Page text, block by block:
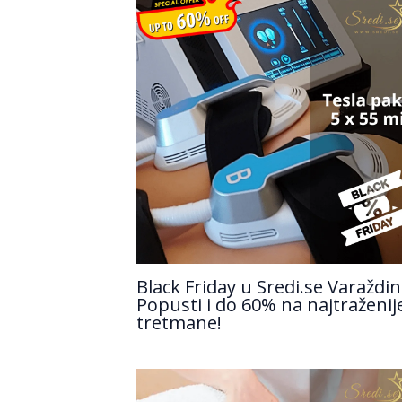
Black Friday u Sredi.se
Popusti i do 60% na
tretmane!